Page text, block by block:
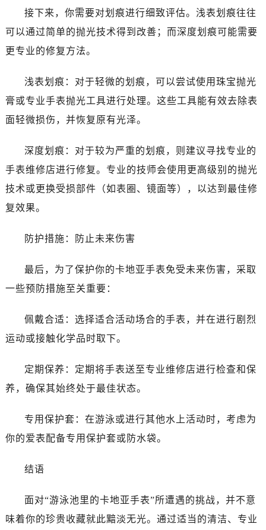
接下来，你需要对划痕进行细致评估。浅表划痕往往
可以通过简单的抛光技术得到改善；而深度划痕可能需要
更专业的修复方法。
浅表划痕：对于轻微的划痕，可以尝试使用珠宝抛光
膏或专业手表抛光工具进行处理。这些工具能有效去除表
面轻微损伤，并恢复原有光泽。
深度划痕：对于较为严重的划痕，则建议寻找专业的
手表维修店进行修复。专业的技师会使用更高级别的抛光
技术或更换受损部件（如表圈、镜面等），以达到最佳修
复效果。
防护措施：防止未来伤害
最后，为了保护你的卡地亚手表免受未来伤害，采取
一些预防措施至关重要：
佩戴合适：选择适合活动场合的手表，并在进行剧烈
运动或接触化学品时取下。
定期保养：定期将手表送至专业维修店进行检查和保
养，确保其始终处于最佳状态。
专用保护套：在游泳或进行其他水上活动时，考虑为
你的爱表配备专用保护套或防水袋。
结语
面对“游泳池里的卡地亚手表”所遭遇的挑战，并不意
味着你的珍贵收藏就此黯淡无光。通过适当的清洁、专业